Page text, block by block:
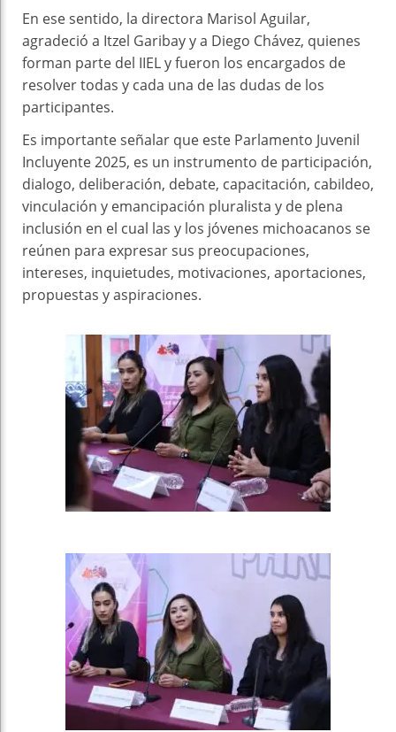
En ese sentido, la directora Marisol Aguilar,
agradeció a Itzel Garibay y a Diego Chávez, quienes
forman parte del IIEL y fueron los encargados de
resolver todas y cada una de las dudas de los
participantes.
Es importante señalar que este Parlamento Juvenil
Incluyente 2025, es un instrumento de participación,
dialogo, deliberación, debate, capacitación, cabildeo,
vinculación y emancipación pluralista y de plena
inclusión en el cual las y los jóvenes michoacanos se
reúnen para expresar sus preocupaciones,
intereses, inquietudes, motivaciones, aportaciones,
propuestas y aspiraciones.